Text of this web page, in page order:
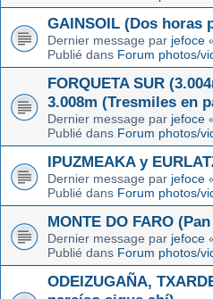
GAINSOIL (Dos horas
Dernier message par jefoce
Publié dans Forum photos/
FORQUETA SUR
3.008m (Tresmiles en
Dernier message par jefoce
Publié dans Forum photos/
IPUZMEAKA y
Dernier message par jefoce
Publié dans Forum photos/
MONTE DO FARO
Dernier message par jefoce
Publié dans Forum photos/
ODEIZUGAÑA,